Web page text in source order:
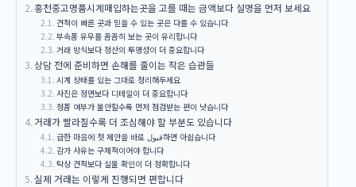
홍천중고명품시계매입하는곳을 고를 때는 금액보다 설명을 먼저 보세요
견적이 빠른 곳과 믿을 수 있는 곳은 다를 수 있습니다
부속품 유무를 꼼꼼히 보는 곳이 유리합니다
거래 방식보다 정산의 투명성이 더 중요합니다
상담 전에 준비하면 손해를 줄이는 작은 습관들
시계 상태를 있는 그대로 정리해두세요
사진은 정면보다 디테일이 더 중요합니다
정품 여부가 불안할수록 먼저 점검받는 편이 낫습니다
거래가 빨라질수록 더 조심해야 할 부분도 있습니다
급한 마음에 첫 제안을 바로 قبول하면 아쉽습니다
감가 사유는 구체적이어야 합니다
탁상 견적보다 실물 확인이 더 정확합니다
실제 거래는 이렇게 진행되면 편합니다